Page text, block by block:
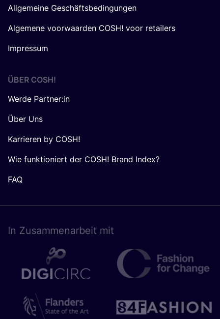
Allgemeine Geschäftsbedingungen
Algemene voorwaarden COSH! voor retailers
Impressum
ÜBER COSH!
Werde Partner:in
Über Uns
Karrieren by COSH!
Wie funktioniert der COSH! Brand Index?
FAQ
In Zusam­men­ar­beit mit